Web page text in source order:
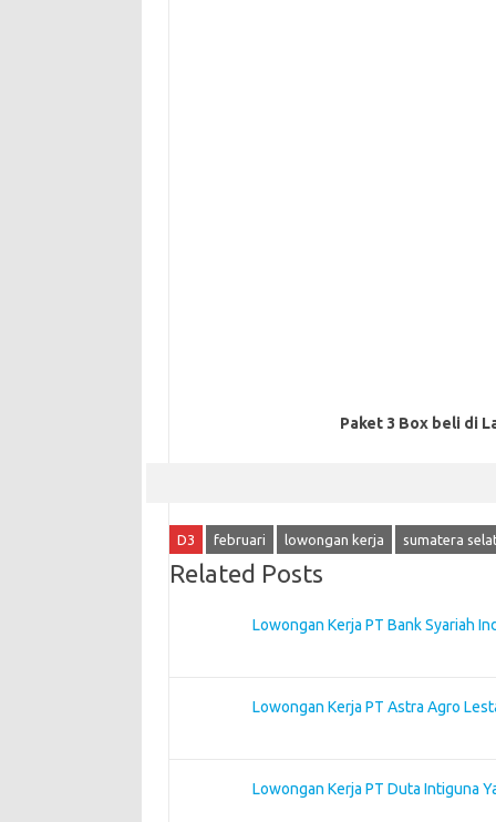
Paket 3 Box beli di
D3 februari lowongan kerja sumatera
Related Posts
Lowongan Kerja PT Bank Syariah
Lowongan Kerja PT Astra Agro
Lowongan Kerja PT Duta Intiguna